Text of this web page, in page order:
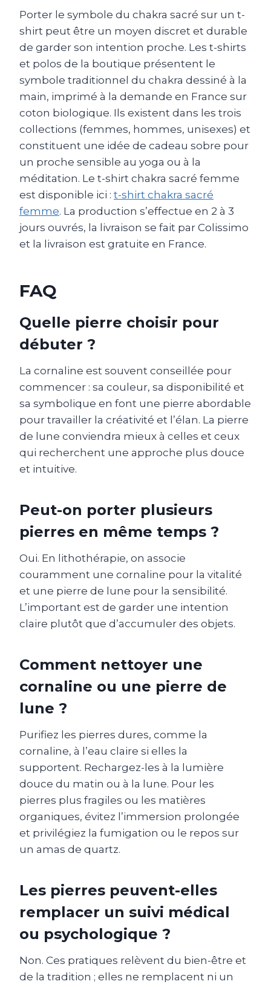
Porter le symbole du chakra sacré sur un t-
shirt peut être un moyen discret et durable
de garder son intention proche. Les t-shirts
et polos de la boutique présentent le
symbole traditionnel du chakra dessiné à la
main, imprimé à la demande en France sur
coton biologique. Ils existent dans les trois
collections (femmes, hommes, unisexes) et
constituent une idée de cadeau sobre pour
un proche sensible au yoga ou à la
méditation. Le t-shirt chakra sacré femme
est disponible ici : t-shirt chakra sacré
femme. La production s’effectue en 2 à 3
jours ouvrés, la livraison se fait par Colissimo
et la livraison est gratuite en France.
FAQ
Quelle pierre choisir pour
débuter ?
La cornaline est souvent conseillée pour
commencer : sa couleur, sa disponibilité et
sa symbolique en font une pierre abordable
pour travailler la créativité et l’élan. La pierre
de lune conviendra mieux à celles et ceux
qui recherchent une approche plus douce
et intuitive.
Peut-on porter plusieurs
pierres en même temps ?
Oui. En lithothérapie, on associe
couramment une cornaline pour la vitalité
et une pierre de lune pour la sensibilité.
L’important est de garder une intention
claire plutôt que d’accumuler des objets.
Comment nettoyer une
cornaline ou une pierre de
lune ?
Purifiez les pierres dures, comme la
cornaline, à l’eau claire si elles la
supportent. Rechargez-les à la lumière
douce du matin ou à la lune. Pour les
pierres plus fragiles ou les matières
organiques, évitez l’immersion prolongée
et privilégiez la fumigation ou le repos sur
un amas de quartz.
Les pierres peuvent-elles
remplacer un suivi médical
ou psychologique ?
Non. Ces pratiques relèvent du bien-être et
de la tradition ; elles ne remplacent ni un